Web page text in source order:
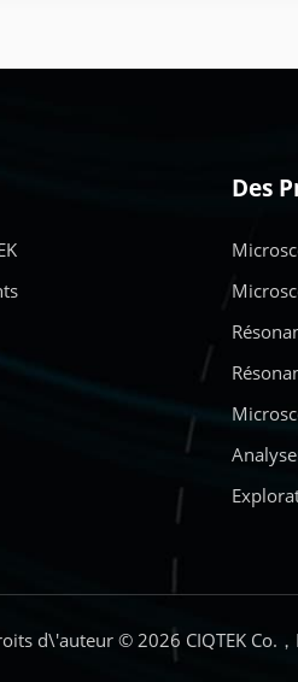
Des
d\'auteur © 2026 CIQTEK Co.